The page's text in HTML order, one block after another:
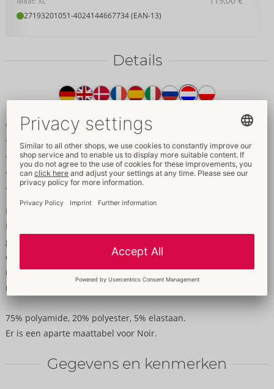
27193201051-4024144667734 (EAN-13)
Details
Producttekst
Uitlopende mini-jurk
Transparant met fijne zwarte glitter
Opstaande kraag met glittersteentjes
Lange trompetmouwen
Elastisch en zacht voor hoog draagcomfort
Edele glinsterende blikvanger!
Exclusief mini-jurkje van Noir in fijne zwarte
glittertransparantie. Zacht en stretchy voor een hoog
draagcomfort. Stijlvol met lange trompetmouwen en een
uitlopende rok. De kleine opstaande kraag is helemaal versierd
met glittersteentjeslint.
75% polyamide, 20% polyester, 5% elastaan.
Er is een aparte maattabel voor Noir.
Gegevens en kenmerken